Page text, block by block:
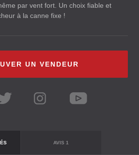
par vent fort. Un choix fiable et
à la canne fixe !
UN VENDEUR
AVIS 1